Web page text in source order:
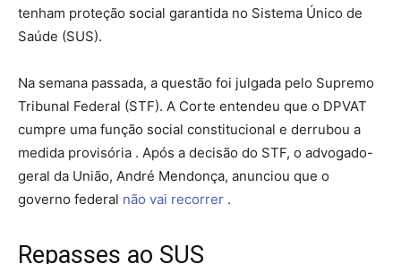
tenham proteção social garantida no Sistema Único de
Saúde (SUS).
Na semana passada, a questão foi julgada pelo Supremo
Tribunal Federal (STF). A Corte entendeu que o DPVAT
cumpre uma função social constitucional e derrubou a
medida provisória . Após a decisão do STF, o advogado-
geral da União, André Mendonça, anunciou que o
governo federal não vai recorrer .
Repasses ao SUS